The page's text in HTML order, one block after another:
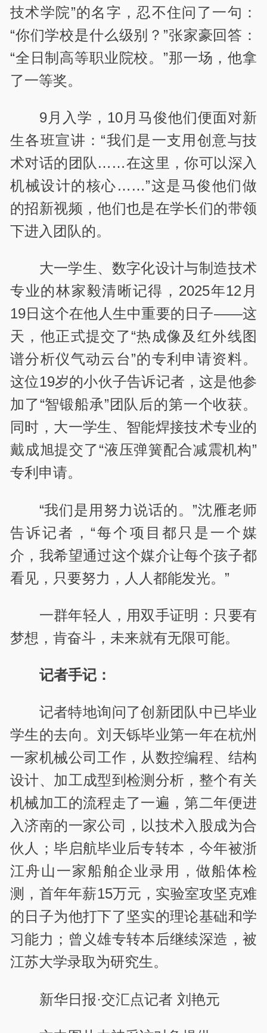
技术学院”的名字，忍不住问了一句：
“你们学校是什么级别？”张家豪回答：
“全日制高等职业院校。”那一场，他拿
了一等奖。
9月入学， 10月马俊他们便面对新
生各班宣讲：“我们是一支用创意与技
术对话的团队……在这里，你可以深入
机械设计的核心……”这是马俊他们做
的招新视频，他们也是在学长们的带领
下进入团队的。
大一学生、数字化设计与制造技术
专业的林家毅清晰记得， 2025年12 月
19日这个在他人生中重要的日子——这
天，他正式提交了“热成像及红外线图
谱分析仪气动云台”的专利申请资料。
这位19岁的小伙子告诉记者，这是他参
加了“智锻船承”团队后的第一个收获。
同时，大一学生、智能焊接技术专业的
戴成旭提交了“液压弹簧配合减震机构”
专利申请。
“我们是用努力说话的。”沈雁老师
告诉记者，“每个项目都只是一个媒
介，我希望通过这个媒介让每个孩子都
看见，只要努力，人人都能发光。”
一群年轻人，用双手证明：只要有
梦想，肯奋斗，未来就有无限可能。
记者手记：
记者特地询问了创新团队中已毕业
学生的去向。刘天铄毕业第一年在杭州
一家机械公司工作，从数控编程、结构
设计、加工成型到检测分析，整个有关
机械加工的流程走了一遍，第二年便进
入济南的一家公司，以技术入股成为合
伙人；毕启航毕业后专转本，今年被浙
江舟山一家船舶企业录用，做船体检
测，首年年薪15万元，实验室攻坚克难
的日子为他打下了坚实的理论基础和学
习能力；曾义雄专转本后继续深造，被
江苏大学录取为研究生。
新华日报·交汇点记者 刘艳元